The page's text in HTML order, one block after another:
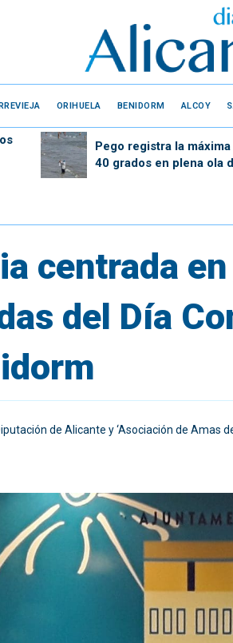
ORIHUELA BENIDORM ALCOY
Pego registra la
40 grados en plena ola
centrada
del Día
de Alicante y ‘Asociación de Amas